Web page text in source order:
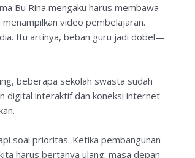
Bu Rina mengaku harus membawa
video pembelajaran.
Itu artinya, beban guru jadi dobel—
beberapa sekolah swasta sudah
digital interaktif dan koneksi internet
soal prioritas. Ketika pembangunan
harus bertanya ulang: masa depan